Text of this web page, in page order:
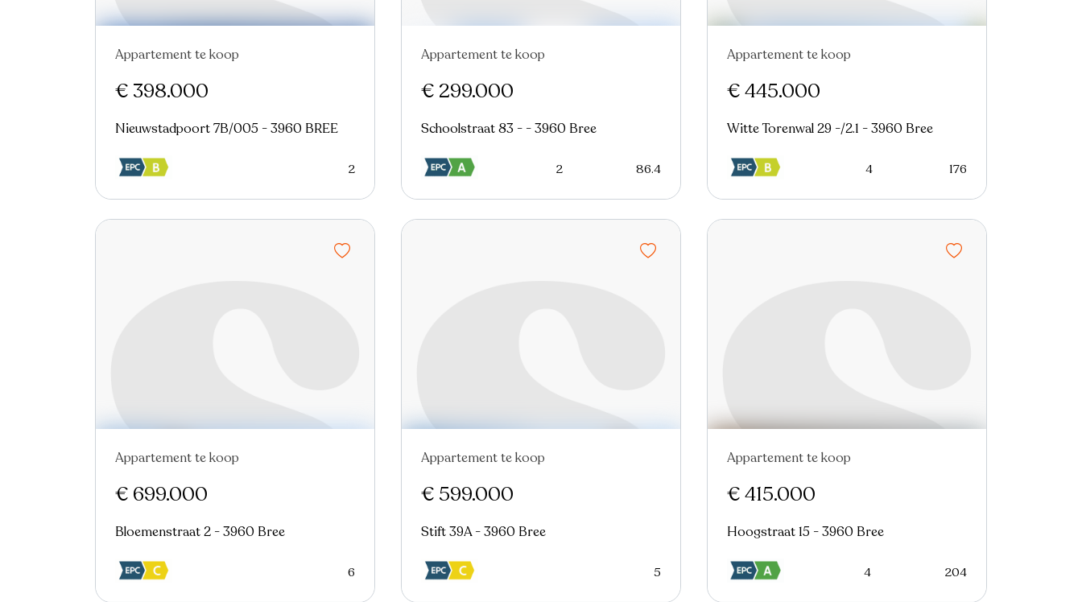
Appartement te koop
€ 398.000
Nieuwstadpoort 7B/005 - 3960 BREE
2
Appartement te koop
€ 299.000
Schoolstraat 83 - - 3960 Bree
2 86.4
In optie
Appartement te koop
€ 445.000
Witte Torenwal 29 -/2.1 - 3960 Bree
4 176
Appartement te koop
€ 699.000
Bloemenstraat 2 - 3960 Bree
6
Appartement te koop
€ 599.000
Stift 39A - 3960 Bree
5
Appartement te koop
€ 415.000
Hoogstraat 15 - 3960 Bree
4 204